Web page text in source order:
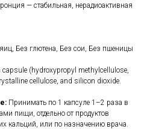
— стабильная, нерадиоактивная
Без глютена, Без сои, Без пшеницы
capsule (hydroxypropyl methylcellulose,
cellulose, and silicon dioxide.
Принимать по 1 капсуле 1–2 раза в
пищи, отдельно от продуктов
кальций, или по назначению врача.